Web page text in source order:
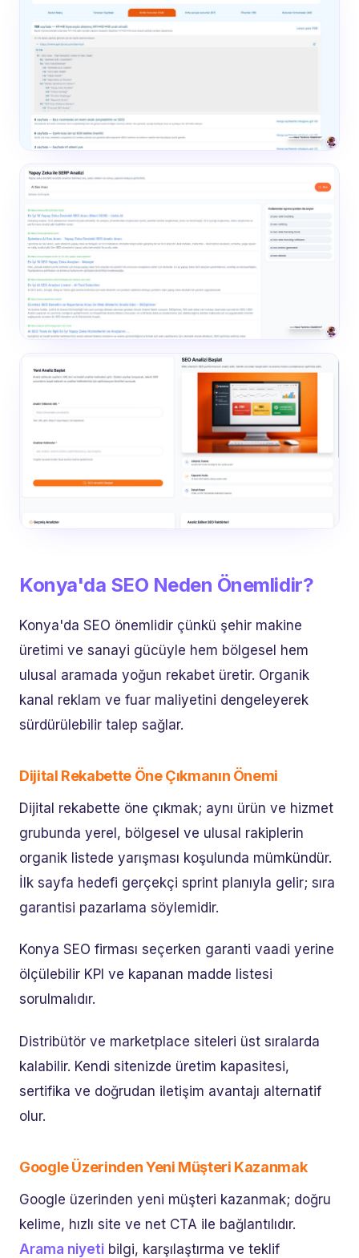
Konya'da SEO Neden Önemlidir?
Konya'da SEO önemlidir çünkü şehir makine
üretimi ve sanayi gücüyle hem bölgesel hem
ulusal aramada yoğun rekabet üretir. Organik
kanal reklam ve fuar maliyetini dengeleyerek
sürdürülebilir talep sağlar.
Dijital Rekabette Öne Çıkmanın Önemi
Dijital rekabette öne çıkmak; aynı ürün ve hizmet
grubunda yerel, bölgesel ve ulusal rakiplerin
organik listede yarışması koşulunda mümkündür.
İlk sayfa hedefi gerçekçi sprint planıyla gelir; sıra
garantisi pazarlama söylemidir.
Konya SEO firması seçerken garanti vaadi yerine
ölçülebilir KPI ve kapanan madde listesi
sorulmalıdır.
Distribütör ve marketplace siteleri üst sıralarda
kalabilir. Kendi sitenizde üretim kapasitesi,
sertifika ve doğrudan iletişim avantajı alternatif
olur.
Google Üzerinden Yeni Müşteri Kazanmak
Google üzerinden yeni müşteri kazanmak; doğru
kelime, hızlı site ve net CTA ile bağlantılıdır.
Arama niyeti bilgi, karşılaştırma ve teklif